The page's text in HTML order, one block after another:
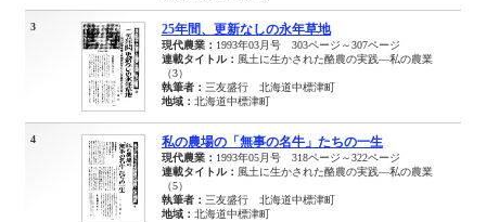
3 25年間、更新なしの永年草地
現代農業： 1993年03月号 303ページ～307ページ
連載タイトル： 風土に生かされた酪農の実践―私の農業
（3）
執筆者： 三友盛行 北海道中標津町
地域： 北海道中標津町
4 私の農場の「無事の名牛」たちの一生
現代農業： 1993年05月号 318ページ～322ページ
連載タイトル： 風土に生かされた酪農の実践―私の農業
（5）
執筆者： 三友盛行 北海道中標津町
地域： 北海道中標津町